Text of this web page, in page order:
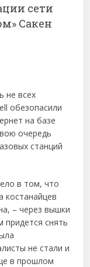
сети
Сакен
не всех
обезопасили
на базе
очередь
станций
в том, что
костанайцев
– через вышки
снять
не стали и
в прошлом